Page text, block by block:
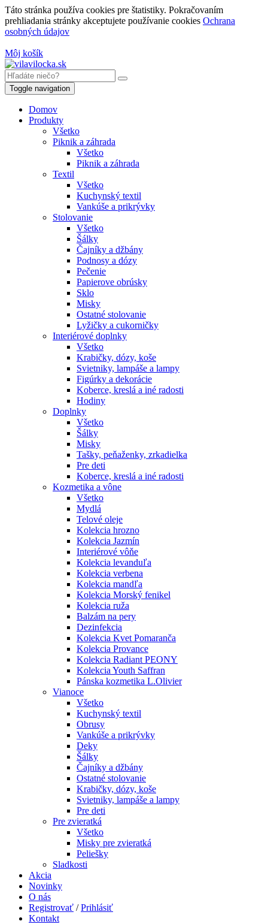
Táto stránka používa cookies pre štatistiky. Pokračovaním
prehliadania stránky akceptujete používanie cookies Ochrana
osobných údajov
Môj košík
Toggle navigation
Domov
Produkty
Všetko
Piknik a záhrada
Všetko
Piknik a záhrada
Textil
Všetko
Kuchynský textil
Vankúše a prikrývky
Stolovanie
Všetko
Šálky
Čajníky a džbány
Podnosy a dózy
Pečenie
Papierove obrúsky
Sklo
Misky
Ostatné stolovanie
Lyžičky a cukorničky
Interiérové doplnky
Všetko
Krabičky, dózy, koše
Svietniky, lampáše a lampy
Figúrky a dekorácie
Koberce, kreslá a iné radosti
Hodiny
Doplnky
Všetko
Šálky
Misky
Tašky, peňaženky, zrkadielka
Pre deti
Koberce, kreslá a iné radosti
Kozmetika a vône
Všetko
Mydlá
Telové oleje
Kolekcia hrozno
Kolekcia Jazmín
Interiérové vôňe
Kolekcia levanduľa
Kolekcia verbena
Kolekcia mandľa
Kolekcia Morský fenikel
Kolekcia ruža
Balzám na pery
Dezinfekcia
Kolekcia Kvet Pomaranča
Kolekcia Provance
Kolekcia Radiant PEONY
Kolekcia Youth Saffran
Pánska kozmetika L.Olivier
Vianoce
Všetko
Kuchynský textil
Obrusy
Vankúše a prikrývky
Deky
Šálky
Čajníky a džbány
Ostatné stolovanie
Krabičky, dózy, koše
Svietniky, lampáše a lampy
Pre deti
Pre zvieratká
Všetko
Misky pre zvieratká
Peliešky
Sladkosti
Akcia
Novinky
O nás
Registrovať / Prihlásiť
Kontakt